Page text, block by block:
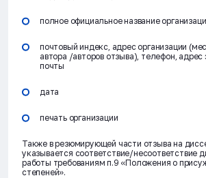
полное официальное название
почтовый индекс, адрес организации
автора /авторов отзыва), телефон, адрес
почты
дата
печать организации
Также в резюмирующей части отзыва на
указывается соответствие/несоответствие
работы требованиям п.9 «Положения о
степеней».